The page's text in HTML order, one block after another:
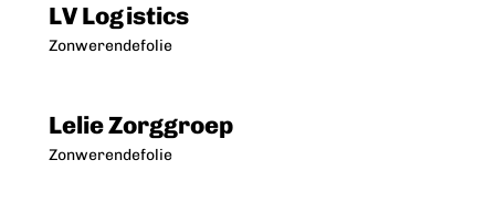
LV Logistics
Zonwerendefolie
Lelie Zorggroep
Zonwerendefolie